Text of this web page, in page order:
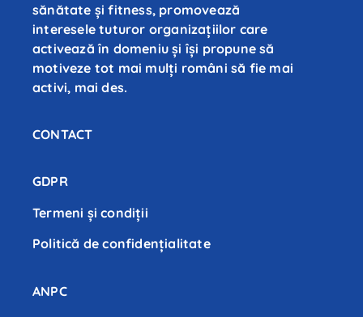
sănătate și fitness, promovează
interesele tuturor organizațiilor care
activează în domeniu și își propune să
motiveze tot mai mulți români să fie mai
activi, mai des.
CONTACT
GDPR
Termeni și condiții
Politică de confidenţialitate
ANPC